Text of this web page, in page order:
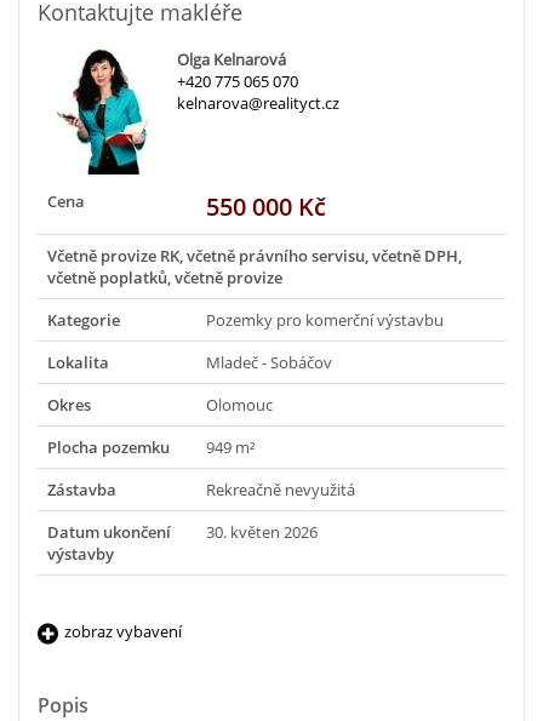
Kontaktujte makléře
Olga Kelnarová
+420 775 065 070
kelnarova@realityct.cz
Cena 550 000 Kč
Včetně provize RK, včetně právního servisu, včetně DPH,
včetně poplatků, včetně provize
Kategorie
Pozemky pro komerční výstavbu
Lokalita
Mladeč - Sobáčov
Okres
Olomouc
Plocha pozemku
949 m²
Zástavba
Rekreačně nevyužitá
Datum ukončení
výstavby
30. květen 2026
zobraz vybavení
Popis